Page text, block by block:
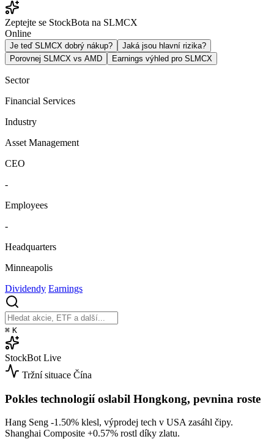
Zeptejte se StockBota na SLMCX
Online
Je teď SLMCX dobrý nákup?
Jaká jsou hlavní rizika?
Porovnej SLMCX vs AMD
Earnings výhled pro SLMCX
Sector
Financial Services
Industry
Asset Management
CEO
-
Employees
-
Headquarters
Minneapolis
Dividendy Earnings
⌘ K
StockBot Live
Tržní situace Čína
Pokles technologií oslabil Hongkong, pevnina roste
Hang Seng -1.50% klesl, výprodej tech v USA zasáhl čipy.
Shanghai Composite +0.57% rostl díky zlatu.